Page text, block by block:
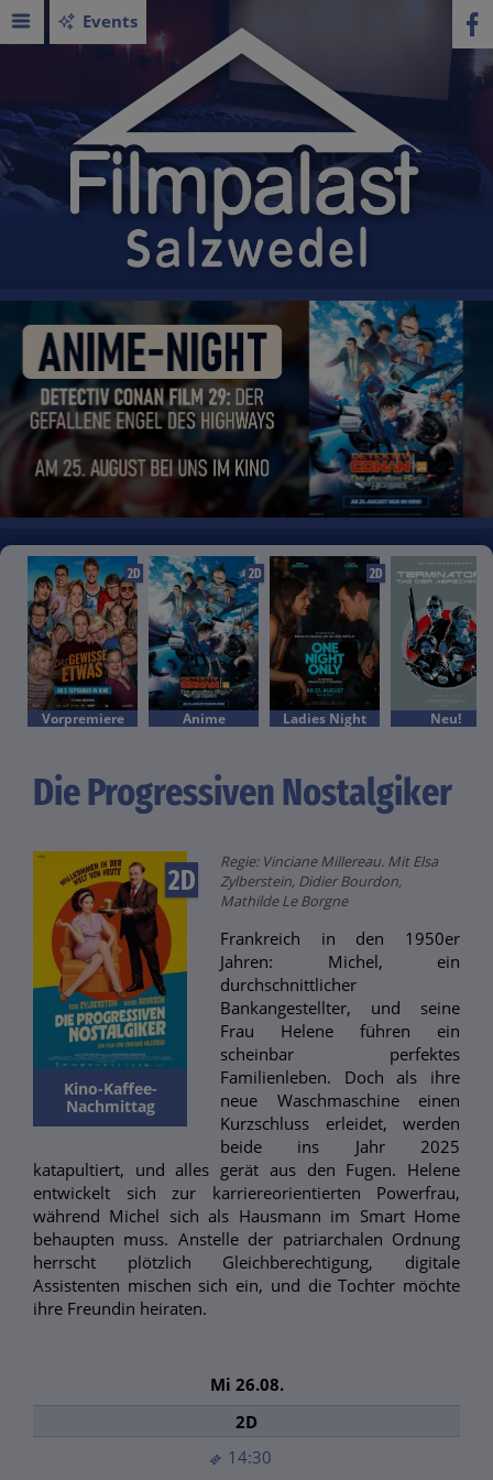
Events
2D
Vorpremiere
2D
Anime
2D
Ladies Night Neu!
Die Progressiven Nostalgiker
2D
Kino-Kaffee-
Nachmittag
Regie: Vinciane Millereau. Mit Elsa
Zylberstein, Didier Bourdon,
Mathilde Le Borgne
Frankreich in den 1950er
Jahren: Michel, ein
durchschnittlicher
Bankangestellter, und seine
Frau Helene führen ein
scheinbar perfektes
Familienleben. Doch als ihre
neue Waschmaschine einen
Kurzschluss erleidet, werden
beide ins Jahr 2025
katapultiert, und alles gerät aus den Fugen. Helene
entwickelt sich zur karriereorientierten Powerfrau,
während Michel sich als Hausmann im Smart Home
behaupten muss. Anstelle der patriarchalen Ordnung
herrscht plötzlich Gleichberechtigung, digitale
Assistenten mischen sich ein, und die Tochter möchte
ihre Freundin heiraten.
Mi 26.08.
14:30
2D